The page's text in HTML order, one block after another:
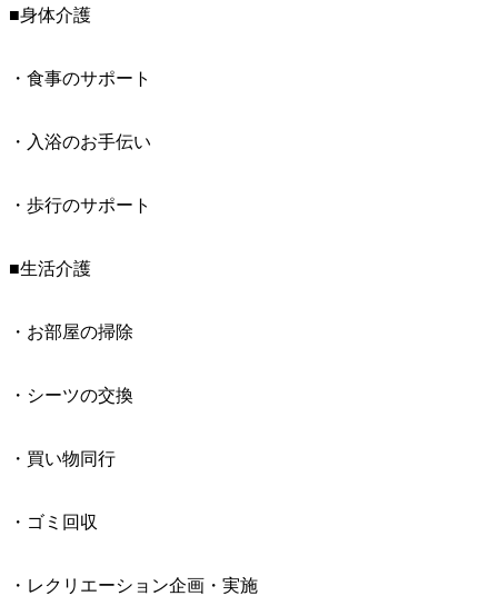
■身体介護
・食事のサポート
・入浴のお手伝い
・歩行のサポート
■生活介護
・お部屋の掃除
・シーツの交換
・買い物同行
・ゴミ回収
・レクリエーション企画・実施